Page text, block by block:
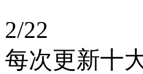
2/22
每次更新十